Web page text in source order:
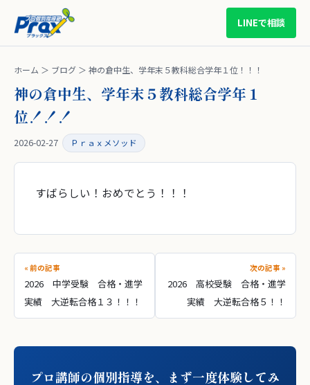
LINEで相談
ホーム ＞ ブログ ＞ 神の倉中生、学年末５教科総合学年１位！！！
神の倉中生、学年末５教科総合学年１
位！！！
2026-02-27 Ｐｒａｘメソッド
すばらしい！おめでとう！！！
« 前の記事
2026 中学受験 合格・進学
実績 大逆転合格１３！！！
次の記事 »
2026 高校受験 合格・進学
実績 大逆転合格５！！
プロ講師の個別指導を、まず一度体験してみ